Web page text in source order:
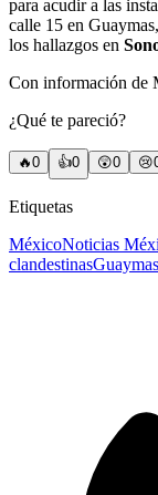
para acudir a las
calle 15 en
los hallazgos en
Con información de
¿Qué te pareció?
🔥0 👍0 😲0 😢
Etiquetas
MéxicoNoticias
clandestinasGuaymas